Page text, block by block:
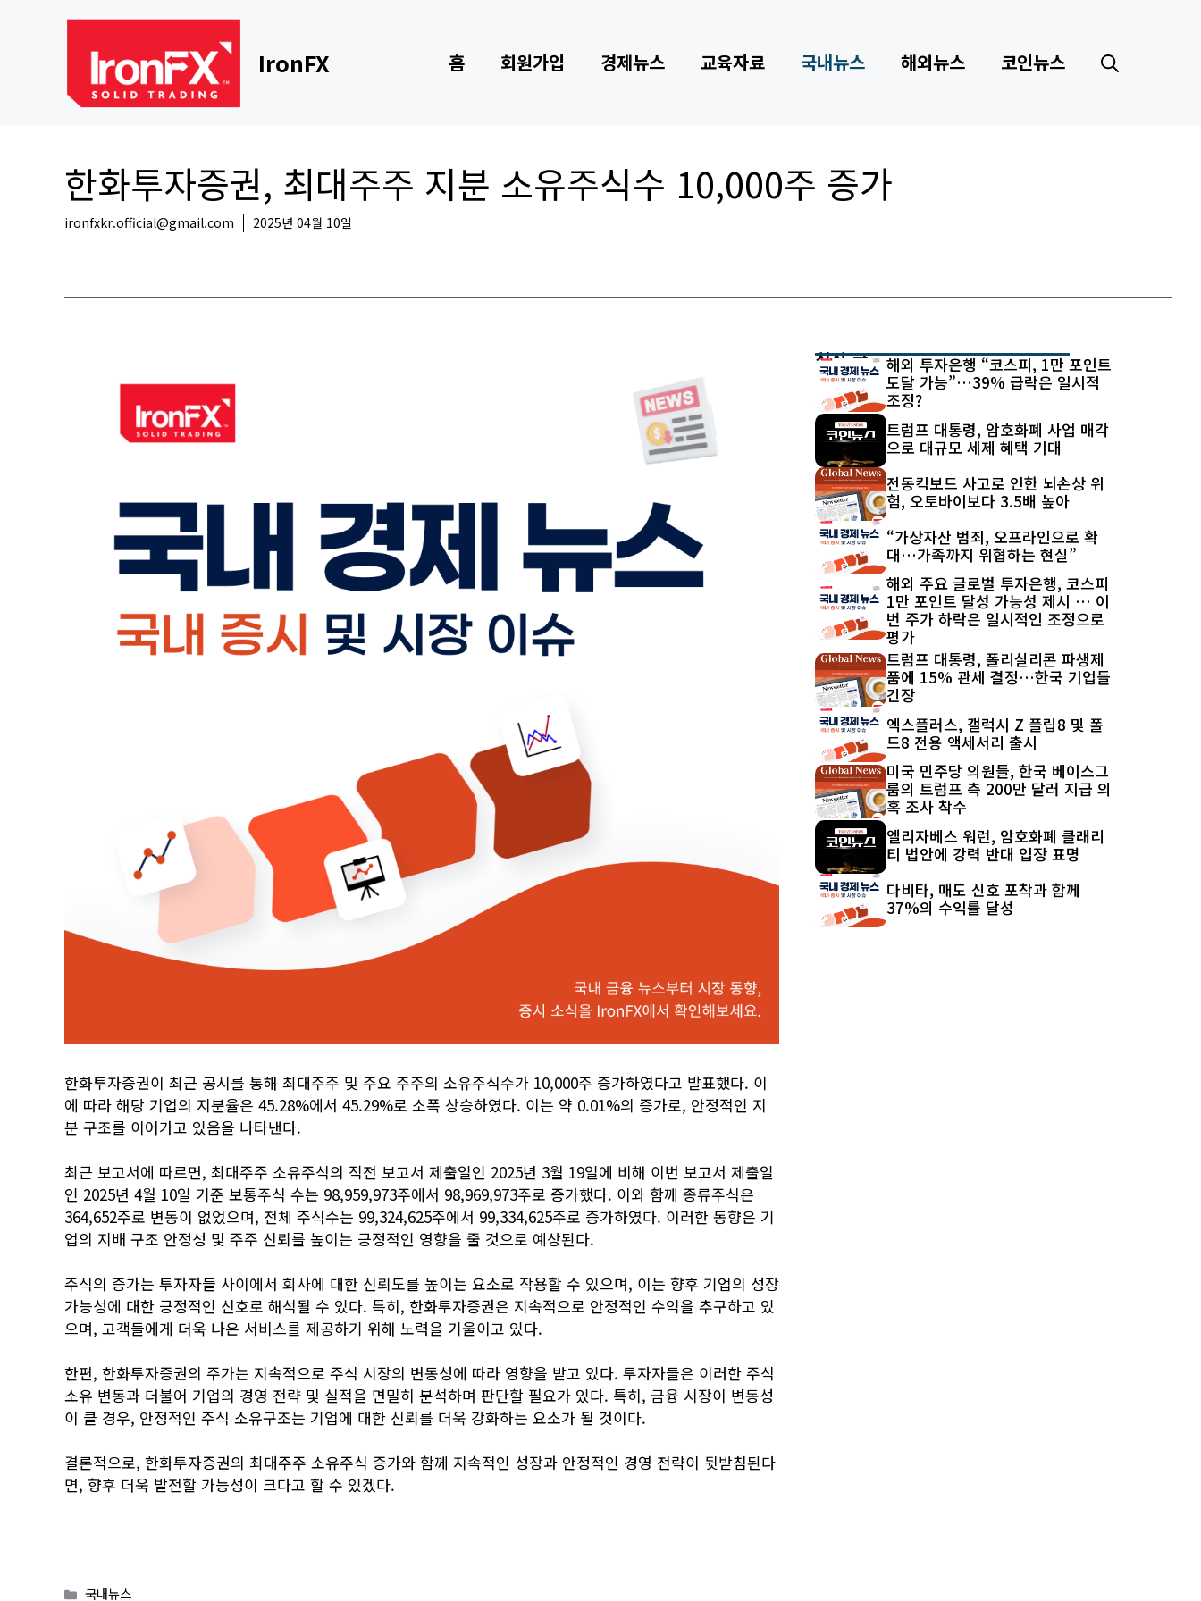
IronFX 홈 회원가입 경제뉴스 교육자료 국내뉴스 해외뉴스 코인뉴스
한화투자증권, 최대주주 지분 소유주식수 10,000주 증가
ironfxkr.official@gmail.com 2025년 04월 10일
한화투자증권이 최근 공시를 통해 최대주주 및 주요 주주의 소유주식수가 10,000주 증가하였다고 발표했다. 이
에 따라 해당 기업의 지분율은 45.28%에서 45.29%로 소폭 상승하였다. 이는 약 0.01%의 증가로, 안정적인 지
분 구조를 이어가고 있음을 나타낸다.
최근 보고서에 따르면, 최대주주 소유주식의 직전 보고서 제출일인 2025년 3월 19일에 비해 이번 보고서 제출일
인 2025년 4월 10일 기준 보통주식 수는 98,959,973주에서 98,969,973주로 증가했다. 이와 함께 종류주식은
364,652주로 변동이 없었으며, 전체 주식수는 99,324,625주에서 99,334,625주로 증가하였다. 이러한 동향은 기
업의 지배 구조 안정성 및 주주 신뢰를 높이는 긍정적인 영향을 줄 것으로 예상된다.
주식의 증가는 투자자들 사이에서 회사에 대한 신뢰도를 높이는 요소로 작용할 수 있으며, 이는 향후 기업의 성장
가능성에 대한 긍정적인 신호로 해석될 수 있다. 특히, 한화투자증권은 지속적으로 안정적인 수익을 추구하고 있
으며, 고객들에게 더욱 나은 서비스를 제공하기 위해 노력을 기울이고 있다.
한편, 한화투자증권의 주가는 지속적으로 주식 시장의 변동성에 따라 영향을 받고 있다. 투자자들은 이러한 주식
소유 변동과 더불어 기업의 경영 전략 및 실적을 면밀히 분석하며 판단할 필요가 있다. 특히, 금융 시장이 변동성
이 클 경우, 안정적인 주식 소유구조는 기업에 대한 신뢰를 더욱 강화하는 요소가 될 것이다.
결론적으로, 한화투자증권의 최대주주 소유주식 증가와 함께 지속적인 성장과 안정적인 경영 전략이 뒷받침된다
면, 향후 더욱 발전할 가능성이 크다고 할 수 있겠다.
Categories
국내뉴스
최신 글
해외 투자은행 “코스피, 1만 포인트
도달 가능”…39% 급락은 일시적
조정?
트럼프 대통령, 암호화폐 사업 매각
으로 대규모 세제 혜택 기대
전동킥보드 사고로 인한 뇌손상 위
험, 오토바이보다 3.5배 높아
“가상자산 범죄, 오프라인으로 확
대…가족까지 위협하는 현실”
해외 주요 글로벌 투자은행, 코스피
1만 포인트 달성 가능성 제시 … 이
번 주가 하락은 일시적인 조정으로
평가
트럼프 대통령, 폴리실리콘 파생제
품에 15% 관세 결정…한국 기업들
긴장
엑스플러스, 갤럭시 Z 플립8 및 폴
드8 전용 액세서리 출시
미국 민주당 의원들, 한국 베이스그
룹의 트럼프 측 200만 달러 지급 의
혹 조사 착수
엘리자베스 워런, 암호화폐 클래리
티 법안에 강력 반대 입장 표명
다비타, 매도 신호 포착과 함께
37%의 수익률 달성